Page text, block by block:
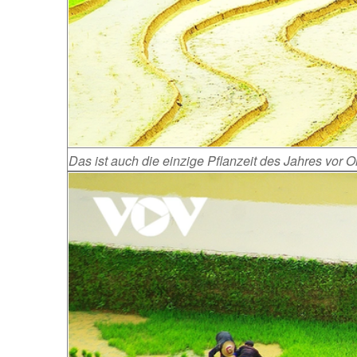
Das ist auch die einzige Pflanzeit des Jahres vor